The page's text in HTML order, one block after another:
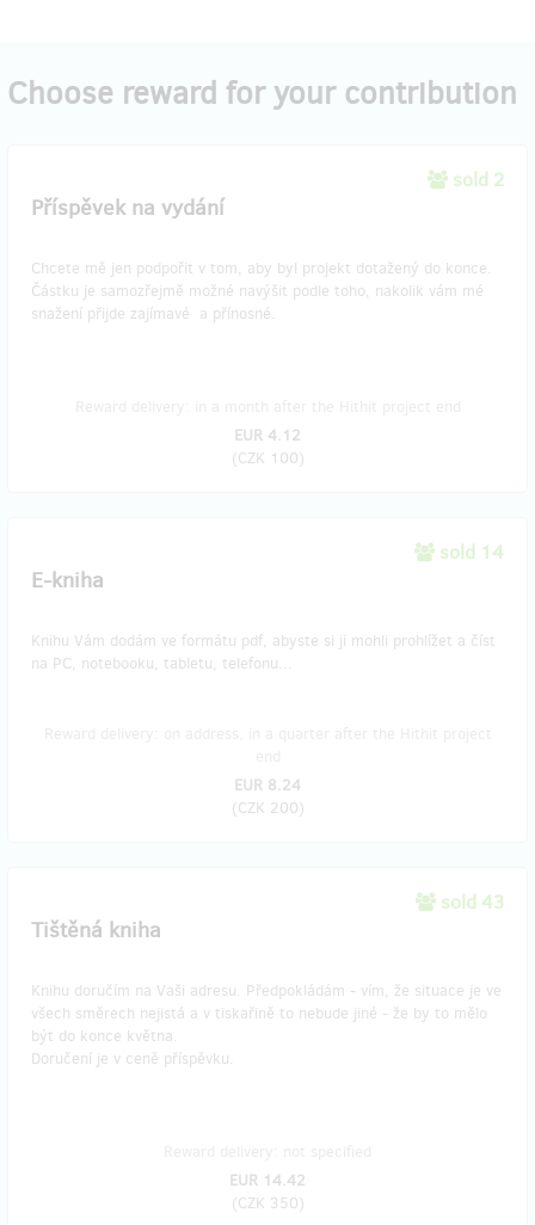
Choose reward for your contribution
sold 2
Příspěvek na vydání
Chcete mě jen podpořit v tom, aby byl projekt dotažený do konce.
Částku je samozřejmě možné navýšit podle toho, nakolik vám mé
snažení přijde zajímavé a přínosné.
EUR 4.12
(CZK 100)
sold 14
E-kniha
Knihu Vám dodám ve formátu pdf, abyste si ji mohli prohlížet a číst
na PC, notebooku, tabletu, telefonu...
EUR 8.24
(CZK 200)
sold 43
Tištěná kniha
Knihu doručím na Vaši adresu. Předpokládám - vím, že situace je ve
všech směrech nejistá a v tiskařině to nebude jiné - že by to mělo
být do konce května.
Doručení je v ceně příspěvku.
EUR 14.42
(CZK 350)